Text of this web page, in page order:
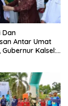
Dan
Antar Umat
Kalsel: